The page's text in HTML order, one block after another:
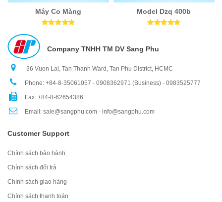
Máy Co Màng Model Dzq 400b
Company TNHH TM DV Sang Phu
36 Vuon Lai, Tan Thanh Ward, Tan Phu District, HCMC
Phone: +84-8-35061057 - 0908362971 (Business) - 0983525777
Fax: +84-8-62654386
Email: sale@sangphu.com - info@sangphu.com
Customer Support
Chính sách bảo hành
Chính sách đổi trả
Chính sách giao hàng
Chính sách thanh toán